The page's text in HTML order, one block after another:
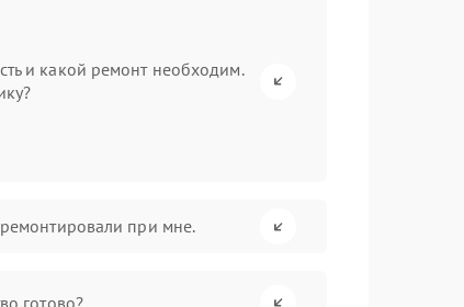
и какой ремонт необходим.
при мне.
готово?